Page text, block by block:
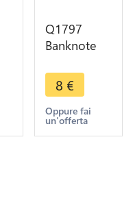
Q1797
Banknote
Livre
Colonnes
Baalbek
Grotte Jeita
8 €
Oppure fai
un'offerta